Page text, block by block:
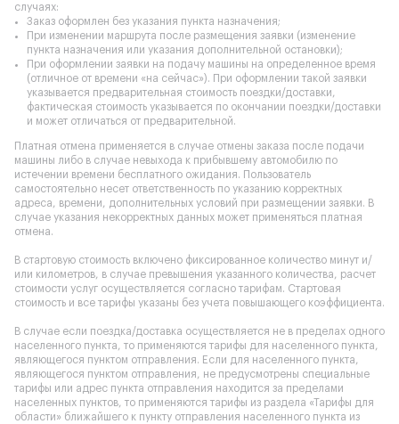
случаях:
Заказ оформлен без указания пункта назначения;
При изменении маршрута после размещения заявки (изменение
пункта назначения или указания дополнительной остановки);
При оформлении заявки на подачу машины на определенное время
(отличное от времени «на сейчас»). При оформлении такой заявки
указывается предварительная стоимость поездки/доставки,
фактическая стоимость указывается по окончании поездки/доставки
и может отличаться от предварительной.
Платная отмена применяется в случае отмены заказа после подачи
машины либо в случае невыхода к прибывшему автомобилю по
истечении времени бесплатного ожидания. Пользователь
самостоятельно несет ответственность по указанию корректных
адреса, времени, дополнительных условий при размещении заявки. В
случае указания некорректных данных может применяться платная
отмена.
В стартовую стоимость включено фиксированное количество минут и/
или километров, в случае превышения указанного количества, расчет
стоимости услуг осуществляется согласно тарифам. Стартовая
стоимость и все тарифы указаны без учета повышающего коэффициента.
В случае если поездка/доставка осуществляется не в пределах одного
населенного пункта, то применяются тарифы для населенного пункта,
являющегося пунктом отправления. Если для населенного пункта,
являющегося пунктом отправления, не предусмотрены специальные
тарифы или адрес пункта отправления находится за пределами
населенных пунктов, то применяются тарифы из раздела «Тарифы для
области» ближайшего к пункту отправления населенного пункта из